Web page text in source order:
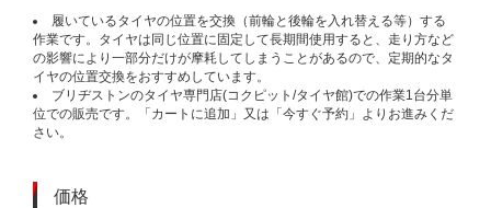
履いているタイヤの位置を交換（前輪と後輪を入れ替える等）する
作業です。タイヤは同じ位置に固定して長期間使用すると、走り方など
の影響により一部分だけが摩耗してしまうことがあるので、定期的なタ
イヤの位置交換をおすすめしています。
ブリヂストンのタイヤ専門店(コクピット/タイヤ館)での作業1台分単
位での販売です。「カートに追加」又は「今すぐ予約」よりお進みくだ
さい。
価格